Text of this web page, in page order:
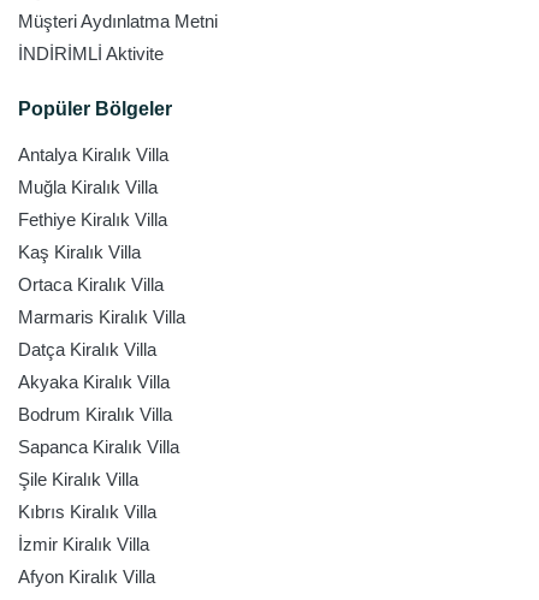
Müşteri Aydınlatma Metni
İNDİRİMLİ Aktivite
Popüler Bölgeler
Antalya Kiralık Villa
Muğla Kiralık Villa
Fethiye Kiralık Villa
Kaş Kiralık Villa
Ortaca Kiralık Villa
Marmaris Kiralık Villa
Datça Kiralık Villa
Akyaka Kiralık Villa
Bodrum Kiralık Villa
Sapanca Kiralık Villa
Şile Kiralık Villa
Kıbrıs Kiralık Villa
İzmir Kiralık Villa
Afyon Kiralık Villa